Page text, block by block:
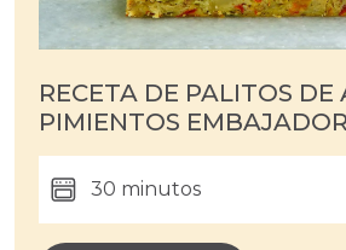
RECETA DE PALITOS DE
PIMIENTOS EMBAJADOR
30 minutos